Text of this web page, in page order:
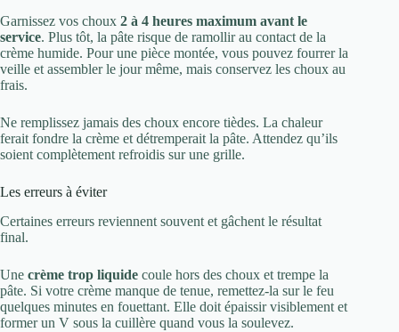
Garnissez vos choux 2 à 4 heures maximum avant le
service. Plus tôt, la pâte risque de ramollir au contact de la
crème humide. Pour une pièce montée, vous pouvez fourrer la
veille et assembler le jour même, mais conservez les choux au
frais.
Ne remplissez jamais des choux encore tièdes. La chaleur
ferait fondre la crème et détremperait la pâte. Attendez qu’ils
soient complètement refroidis sur une grille.
Les erreurs à éviter
Certaines erreurs reviennent souvent et gâchent le résultat
final.
Une crème trop liquide coule hors des choux et trempe la
pâte. Si votre crème manque de tenue, remettez-la sur le feu
quelques minutes en fouettant. Elle doit épaissir visiblement et
former un V sous la cuillère quand vous la soulevez.